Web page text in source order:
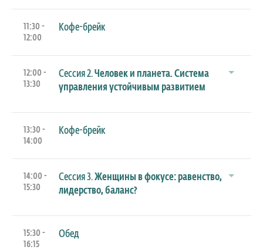
11:30 -
12:00
Кофе-брейк
12:00 -
13:30
Сессия 2.Человек и планета. Система
управления устойчивым развитием
13:30 -
14:00
Кофе-брейк
14:00 -
15:30
Сессия 3.Женщины в фокусе: равенство,
лидерство, баланс?
15:30 -
16:15
Обед